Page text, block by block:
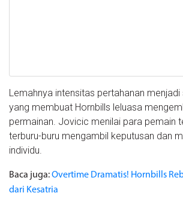
Lemahnya intensitas pertahanan
yang membuat Hornbills leluasa
permainan. Jovicic menilai para pemain
terburu-buru mengambil keputusan dan
individu.
Baca juga:Overtime Dramatis! Hornbills
dari Kesatria